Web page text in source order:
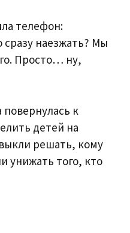
телефон:
наезжать? Мы
Просто… ну,
к
детей на
решать, кому
унижать того, кто